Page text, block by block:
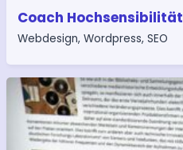
Coach Hochsensibilität
Webdesign, Wordpress, SEO